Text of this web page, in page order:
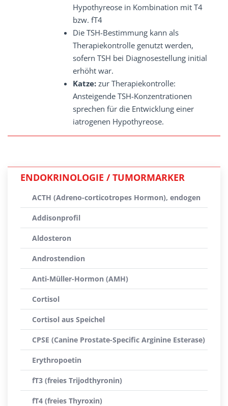
Hypothyreose in Kombination mit T4
bzw. fT4
Die TSH-Bestimmung kann als
Therapiekontrolle genutzt werden,
sofern TSH bei Diagnosestellung initial
erhöht war.
Katze: zur Therapiekontrolle:
Ansteigende TSH-Konzentrationen
sprechen für die Entwicklung einer
iatrogenen Hypothyreose.
ENDOKRINOLOGIE / TUMORMARKER
ACTH (Adreno-corticotropes Hormon), endogen
Addisonprofil
Aldosteron
Androstendion
Anti-Müller-Hormon (AMH)
Cortisol
Cortisol aus Speichel
CPSE (Canine Prostate-Specific Arginine Esterase)
Erythropoetin
fT3 (freies Trijodthyronin)
fT4 (freies Thyroxin)